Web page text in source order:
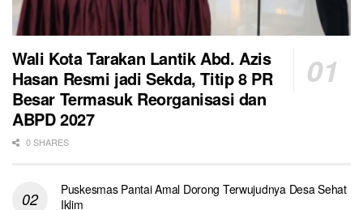
Wali Kota Tarakan Lantik Abd. Azis
Hasan Resmi jadi Sekda, Titip 8 PR
Besar Termasuk Reorganisasi dan
ABPD 2027
0 SHARES
Puskesmas Pantai Amal Dorong Terwujudnya Desa Sehat
Iklim